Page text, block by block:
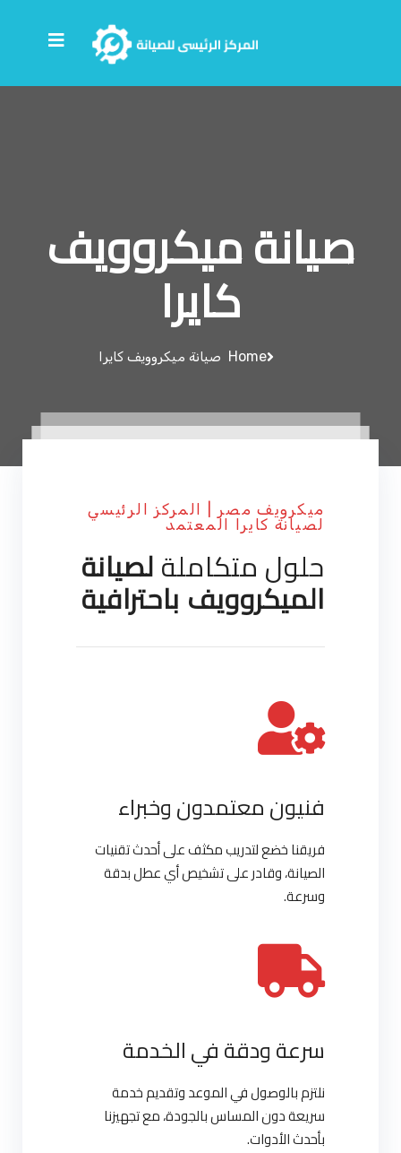
صيانة ميكروويف
كايرا
Home صيانة ميكروويف كايرا
ميكرويف مصر | المركز الرئيسي
لصيانة كايرا المعتمد
حلول متكاملةلصيانة
الميكروويف باحترافية
فنيون معتمدون وخبراء
فريقنا خضع لتدريب مكثف على أحدث تقنيات
الصيانة، وقادر على تشخيص أي عطل بدقة
وسرعة.
سرعة ودقة في الخدمة
نلتزم بالوصول في الموعد وتقديم خدمة
سريعة دون المساس بالجودة، مع تجهيزنا
بأحدث الأدوات.